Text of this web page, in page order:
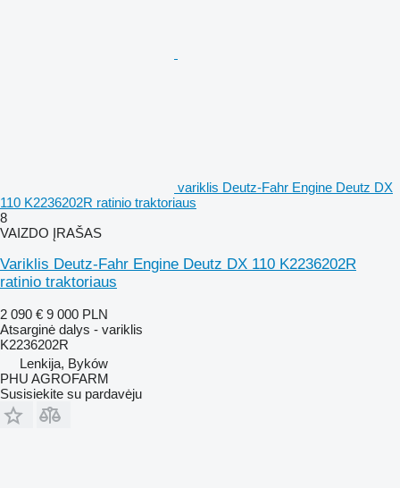
variklis Deutz-Fahr Engine Deutz DX
110 K2236202R ratinio traktoriaus
8
VAIZDO ĮRAŠAS
Variklis Deutz-Fahr Engine Deutz DX 110 K2236202R
ratinio traktoriaus
2 090 € 9 000 PLN
Atsarginė dalys - variklis
K2236202R
Lenkija, Byków
PHU AGROFARM
Susisiekite su pardavėju